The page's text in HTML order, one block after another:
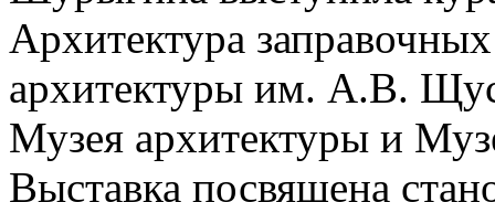
Архитектура
архитектуры им. А.В.
Музея архитектуры и
Выставка посвящена